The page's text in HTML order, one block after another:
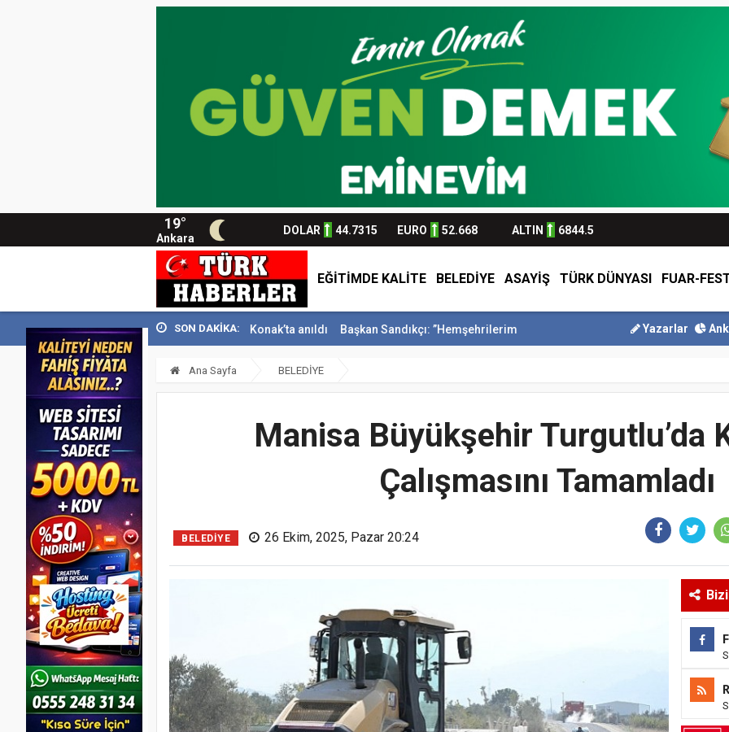
19°
Ankara
DOLAR 44.7315 EURO 52.668 ALTIN 6844.5
EĞİTİMDE KALİTE BELEDİYE ASAYİŞ TÜRK DÜNYASI FUAR-
SON DAKİKA:
Usta Gazeteci İsmail Sivri Konak’ta anıldı Başkan Sandıkçı: ”Hemşehrilerimizle olan güçl... Başkan Altay Umre Ödüllü Siyer
Yazarlar
Ana Sayfa BELEDİYE
Manisa Büyükşehir Turgutlu’da
Çalışmasını Tamamladı
BELEDİYE 26 Ekim, 2025, Pazar 20:24